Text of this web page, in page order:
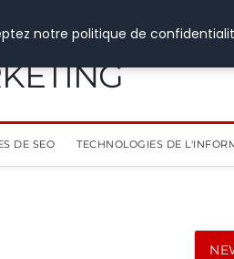
DE SEO TECHNOLOGIES DE
notre politique de